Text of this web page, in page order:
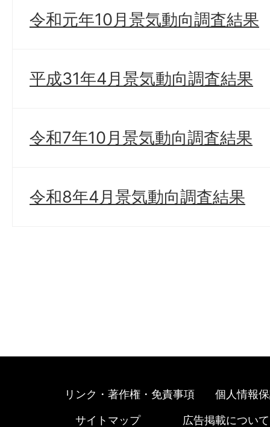
令和元年10月景気動向調査結果
平成31年4月景気動向調査結果
令和7年10月景気動向調査結果
令和8年4月景気動向調査結果
リンク・著作権・免責事項 個人情報
サイトマップ 広告掲載について